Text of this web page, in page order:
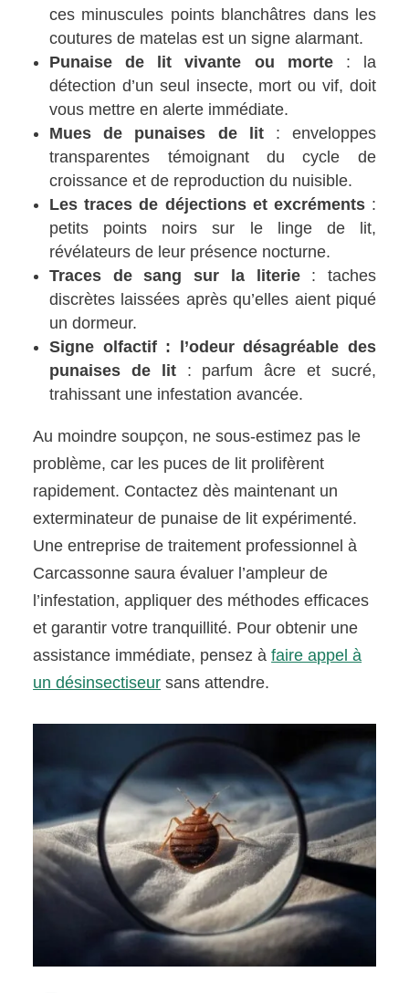
ces minuscules points blanchâtres dans les
coutures de matelas est un signe alarmant.
Punaise de lit vivante ou morte: la
détection d’un seul insecte, mort ou vif, doit
vous mettre en alerte immédiate.
Mues de punaises de lit: enveloppes
transparentes témoignant du cycle de
croissance et de reproduction du nuisible.
Les traces de déjections et excréments:
petits points noirs sur le linge de lit,
révélateurs de leur présence nocturne.
Traces de sang sur la literie: taches
discrètes laissées après qu’elles aient piqué
un dormeur.
Signe olfactif : l’odeur désagréable des
punaises de lit: parfum âcre et sucré,
trahissant une infestation avancée.
Au moindre soupçon, ne sous-estimez pas le
problème, car les puces de lit prolifèrent
rapidement. Contactez dès maintenant un
exterminateur de punaise de lit expérimenté.
Une entreprise de traitement professionnel à
Carcassonne saura évaluer l’ampleur de
l’infestation, appliquer des méthodes efficaces
et garantir votre tranquillité. Pour obtenir une
assistance immédiate, pensez àfaire appel à
un désinsectiseur sans attendre.